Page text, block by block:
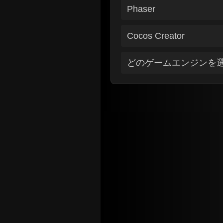
Phaser
Cocos Creator
どのゲームエンジンを